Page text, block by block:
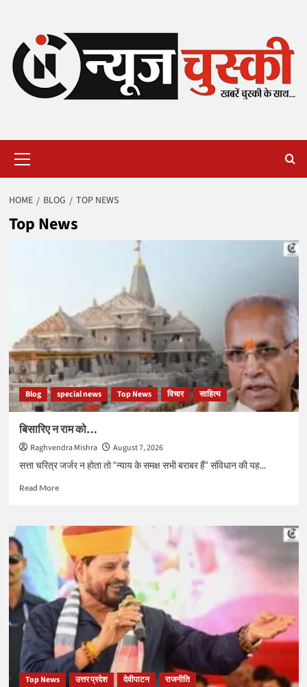
content
Menu
HOME BLOG TOP NEWS
Top News
Blog special news Top News विचार साहित्य
बिसारिए न राम को…
Raghvendra Mishra
August 7, 2026
सत्ता चरित्र जर्जर न होता तो “न्याय के समक्ष सभी बराबर हैं” संविधान की यह...
Read MoreRead
बिसारिए
न
राम
को…
Top News उत्तर प्रदेश देवीपाटन राजनीति